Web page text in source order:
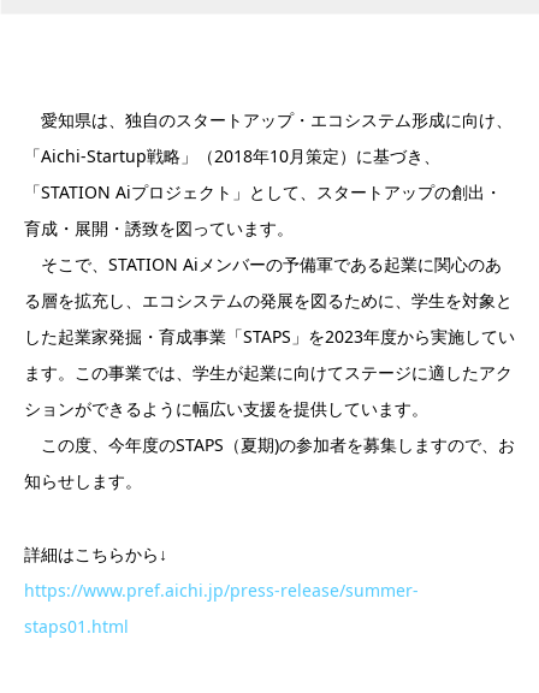
愛知県は、独自のスタートアップ・エコシステム形成に向け、
「Aichi-Startup戦略」（2018年10月策定）に基づき、
「STATION Aiプロジェクト」として、スタートアップの創出・
育成・展開・誘致を図っています。
そこで、STATION Aiメンバーの予備軍である起業に関心のあ
る層を拡充し、エコシステムの発展を図るために、学生を対象と
した起業家発掘・育成事業「STAPS」を2023年度から実施してい
ます。この事業では、学生が起業に向けてステージに適したアク
ションができるように幅広い支援を提供しています。
この度、今年度のSTAPS（夏期)の参加者を募集しますので、お
知らせします。
詳細はこちらから↓
https://www.pref.aichi.jp/press-release/summer-
staps01.html